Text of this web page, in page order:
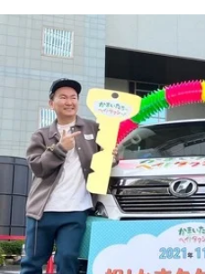
トピックス
TBS Podcast
お知らせ
イベント・グッズ
YouTube
会社情報